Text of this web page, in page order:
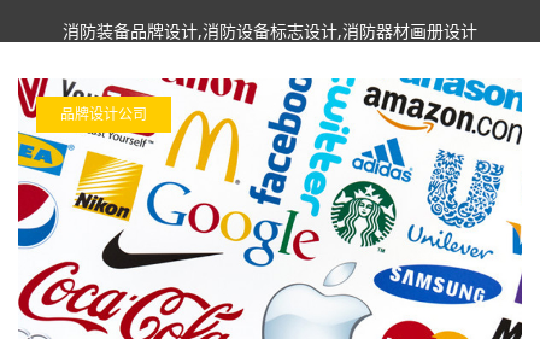
消防装备品牌设计,消防设备标志设计,消防器材画册设计
品牌设计公司